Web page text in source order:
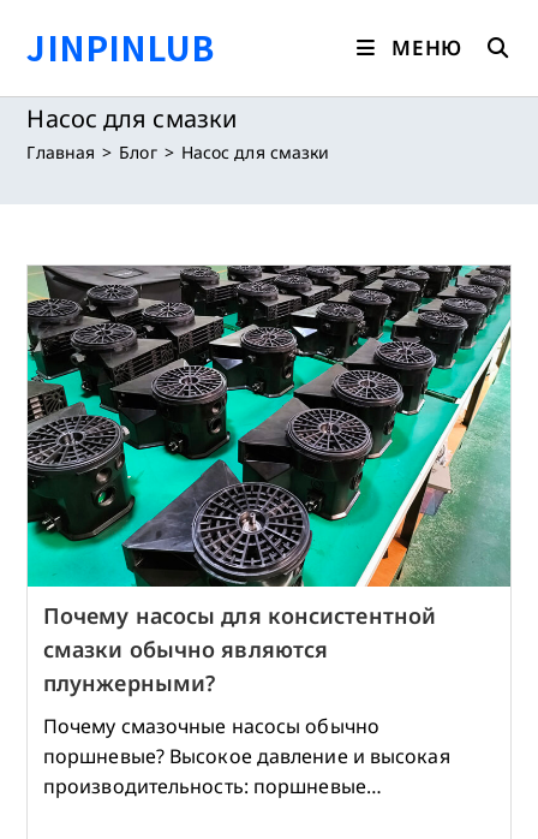
содержимому
JINPINLUB МЕНЮ
Насос для смазки
Главная > Блог > Насос для смазки
Почему насосы для консистентной
смазки обычно являются
плунжерными?
Почему смазочные насосы обычно
поршневые? Высокое давление и высокая
производительность: поршневые…